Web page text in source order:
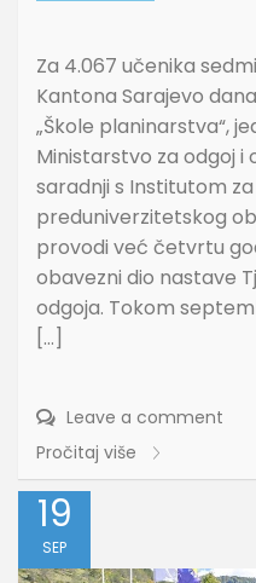
Za 4.067 učenika
Kantona Sarajevo
„Škole planinarstva“,
Ministarstvo za odgoj i
saradnji s Institutom
preduniverzitetskog
provodi već četvrtu
obavezni dio nastave
odgoja. Tokom
[…]
Leave a comment
Pročitaj više
19
SEP